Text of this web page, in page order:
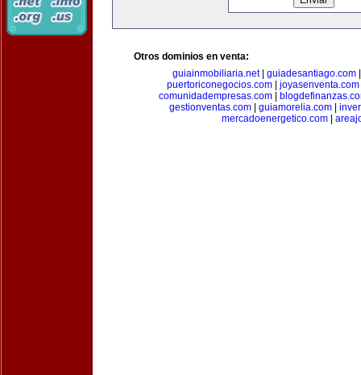
Otros dominios en venta:
guiainmobiliaria.net| guiadesantiago.com
puertoriconegocios.com
joyasenventa.com
comunidadempresas.com|
gestionventas.com| guiamorelia.com|
mercadoenergetico.com